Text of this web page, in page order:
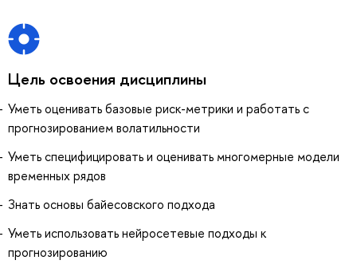
Цель освоения дисциплины
Уметь оценивать базовые риск-метрики и работать с
прогнозированием волатильности
Уметь специфицировать и оценивать многомерные модели
временных рядов
Знать основы байесовского подхода
Уметь использовать нейросетевые подходы к
прогнозированию